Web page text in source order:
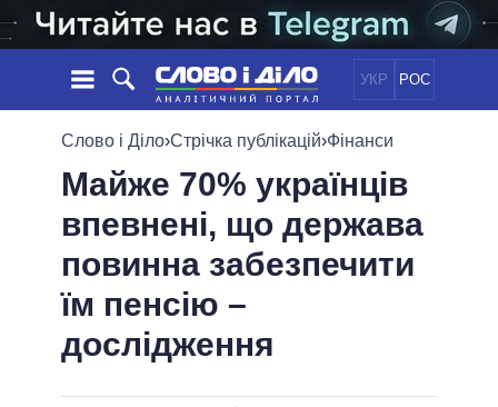
УКР РОС
НОВИНИ
СТРІЧКА
ПОДІЇ
СТАТТІ
ОГЛЯДИ
ДАЙДЖЕСТИ
ПОЛІТИКА
ЕКОНОМІКА
СУСПІЛЬСТВО
ОБIЦЯНКИ
ПОЛIТИКИ
УСІ ПОЛІТИКИ
ПРЕЗИДЕНТ І ОФІС
ВЕРХОВНА РАДА
ІНФОГРАФІКА
ВІДЕО
Слово і Діло›Стрічка публікацій›Фінанси
Майже 70% українців
впевнені, що держава
повинна забезпечити
їм пенсію –
дослідження